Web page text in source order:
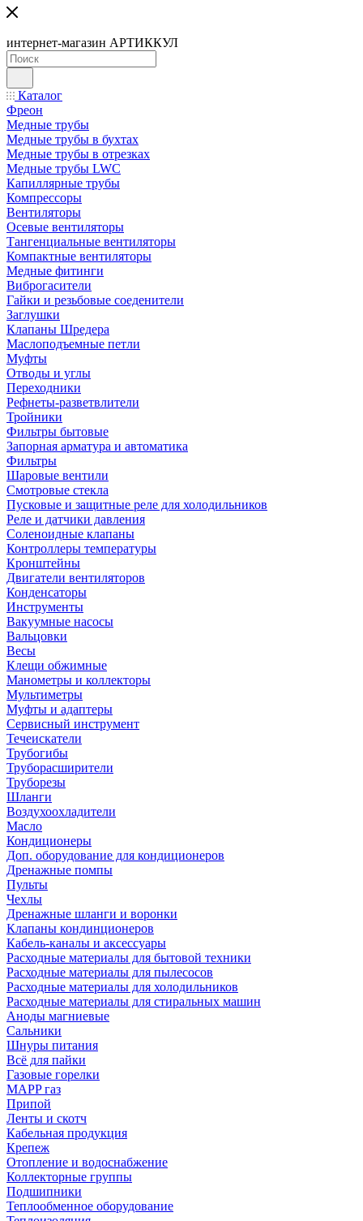
интернет-магазин АРТИККУЛ
Каталог
Фреон
Медные трубы
Медные трубы в бухтах
Медные трубы в отрезках
Медные трубы LWC
Капиллярные трубы
Компрессоры
Вентиляторы
Осевые вентиляторы
Тангенциальные вентиляторы
Компактные вентиляторы
Медные фитинги
Виброгасители
Гайки и резьбовые соеденители
Заглушки
Клапаны Шредера
Маслоподъемные петли
Муфты
Отводы и углы
Переходники
Рефнеты-разветвлители
Тройники
Фильтры бытовые
Запорная арматура и автоматика
Фильтры
Шаровые вентили
Смотровые стекла
Пусковые и защитные реле для холодильников
Реле и датчики давления
Соленоидные клапаны
Контроллеры температуры
Кронштейны
Двигатели вентиляторов
Конденсаторы
Инструменты
Вакуумные насосы
Вальцовки
Весы
Клещи обжимные
Манометры и коллекторы
Мультиметры
Муфты и адаптеры
Сервисный инструмент
Течеискатели
Трубогибы
Труборасширители
Труборезы
Шланги
Воздухоохладители
Масло
Кондиционеры
Доп. оборудование для кондиционеров
Дренажные помпы
Пульты
Чехлы
Дренажные шланги и воронки
Клапаны кондинционеров
Кабель-каналы и аксессуары
Расходные материалы для бытовой техники
Расходные материалы для пылесосов
Расходные материалы для холодильников
Расходные материалы для стиральных машин
Аноды магниевые
Сальники
Шнуры питания
Всё для пайки
Газовые горелки
MAPP газ
Припой
Ленты и скотч
Кабельная продукция
Крепеж
Отопление и водоснабжение
Коллекторные группы
Подшипники
Теплообменное оборудование